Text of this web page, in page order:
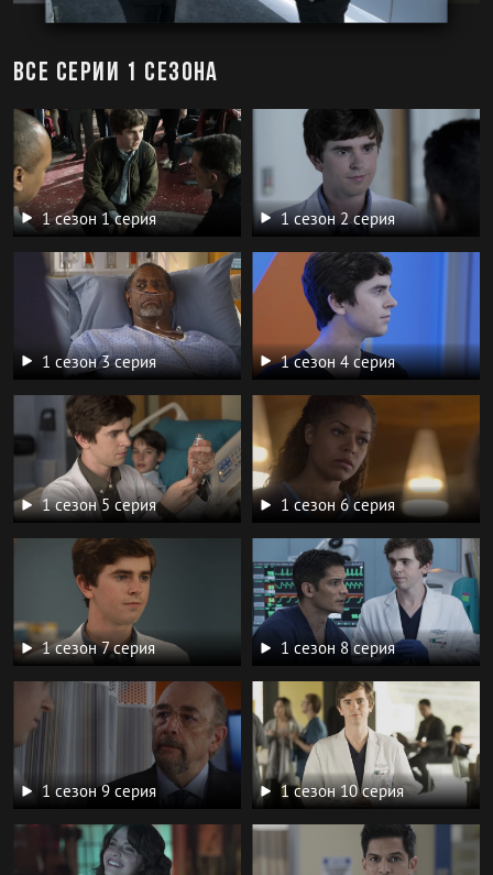
Все серии 1 сезона
1 сезон 1 серия 1 сезон 2 серия
1 сезон 3 серия 1 сезон 4 серия
1 сезон 5 серия 1 сезон 6 серия
1 сезон 7 серия 1 сезон 8 серия
1 сезон 9 серия 1 сезон 10 серия